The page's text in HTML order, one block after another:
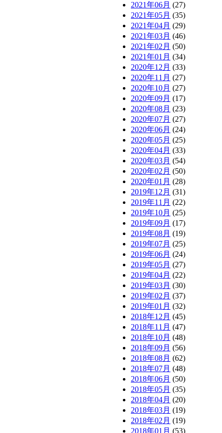
2021年06月 (27)
2021年05月 (35)
2021年04月 (29)
2021年03月 (46)
2021年02月 (50)
2021年01月 (34)
2020年12月 (33)
2020年11月 (27)
2020年10月 (27)
2020年09月 (17)
2020年08月 (23)
2020年07月 (27)
2020年06月 (24)
2020年05月 (25)
2020年04月 (33)
2020年03月 (54)
2020年02月 (50)
2020年01月 (28)
2019年12月 (31)
2019年11月 (22)
2019年10月 (25)
2019年09月 (17)
2019年08月 (19)
2019年07月 (25)
2019年06月 (24)
2019年05月 (27)
2019年04月 (22)
2019年03月 (30)
2019年02月 (37)
2019年01月 (32)
2018年12月 (45)
2018年11月 (47)
2018年10月 (48)
2018年09月 (56)
2018年08月 (62)
2018年07月 (48)
2018年06月 (50)
2018年05月 (35)
2018年04月 (20)
2018年03月 (19)
2018年02月 (19)
2018年01月 (53)